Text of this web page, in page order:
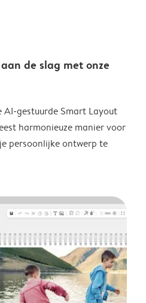
de slag met onze
gestuurde Smart Layout
harmonieuze manier voor
persoonlijke ontwerp te